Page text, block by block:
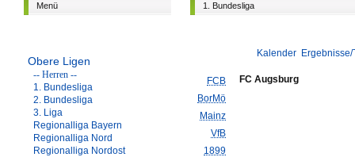
Menü
Obere Ligen
-- Herren --
1. Bundesliga
2. Bundesliga
3. Liga
Regionalliga Bayern
Regionalliga Nord
Regionalliga Nordost
1. Bundesliga
Kalender
FCB
BorMö
Mainz
VfB
1899
FC Augsburg